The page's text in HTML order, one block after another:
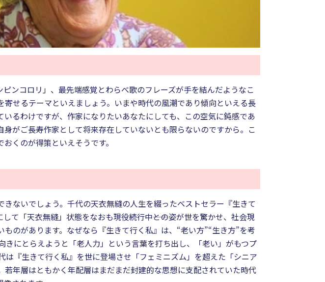
ンコロリ」、最先端感覚とわらべ歌のフレーズが手を結んだようなこ
せるテーマといえましょう。いまや時代の風潮であり傾向といえる長
るわけですが、作家になりたいあなたにしても、この空気に鈍感であ
がご長寿作家として将来存在していないとも限らないのですから。こ
くのが得策といえそうです。
ないでしょう。千代の天衣無縫の人生を綴ったベストセラー『生きて
「天衣無縫」状態をなおも現役続行中――との姿が世を驚かせ、社会現
のがあります。なぜなら『生きて行く私』は、“老い方”“生き方”を考
にとらえようと「老人力」という言葉を打ち出し、「老い」がもつプ
『生きて行く私』を世に登場させ「フェミニズム」を超えた「シニア
年層はともかく年配層はまだまだ封建的な思想に支配されていた時代